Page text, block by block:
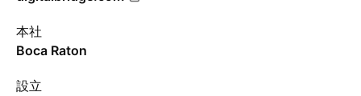
本社
Boca Raton
設立